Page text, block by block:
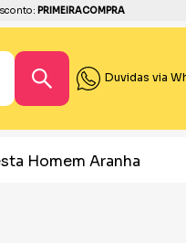
PRIMEIRACOMPRA
Duvidas via
Festa K-Pop